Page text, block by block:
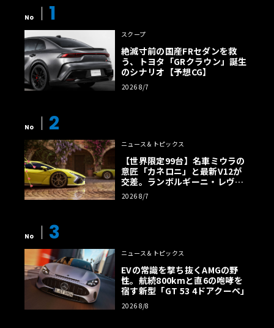
No 1
スクープ
絶滅寸前の国産FRセダンを救
う、トヨタ「GRクラウン」誕生
のシナリオ【予想CG】
2026 8/7
No 2
ニュース＆トピックス
【世界限定99台】名車ミウラの
意匠「カネロニ」と最新V12が
交差。ランボルギーニ・レヴエ
ルトに60周年記念車が登場
2026 8/7
No 3
ニュース＆トピックス
EVの常識を撃ち抜くAMGの野
性。航続800kmと直6の咆哮を
宿す新型「GT 53 4ドアクーペ」
2026 8/8